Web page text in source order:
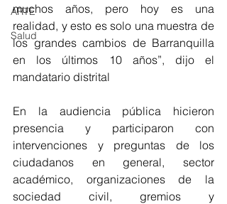
ARTE
Salud
muchos años, pero hoy es una
realidad, y esto es solo una muestra de
los grandes cambios de Barranquilla
en los últimos 10 años”, dijo el
mandatario distrital
En la audiencia pública hicieron
presencia y participaron con
intervenciones y preguntas de los
ciudadanos en general, sector
académico, organizaciones de la
sociedad civil, gremios y